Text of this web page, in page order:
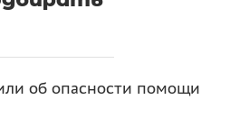
об опасности помощи